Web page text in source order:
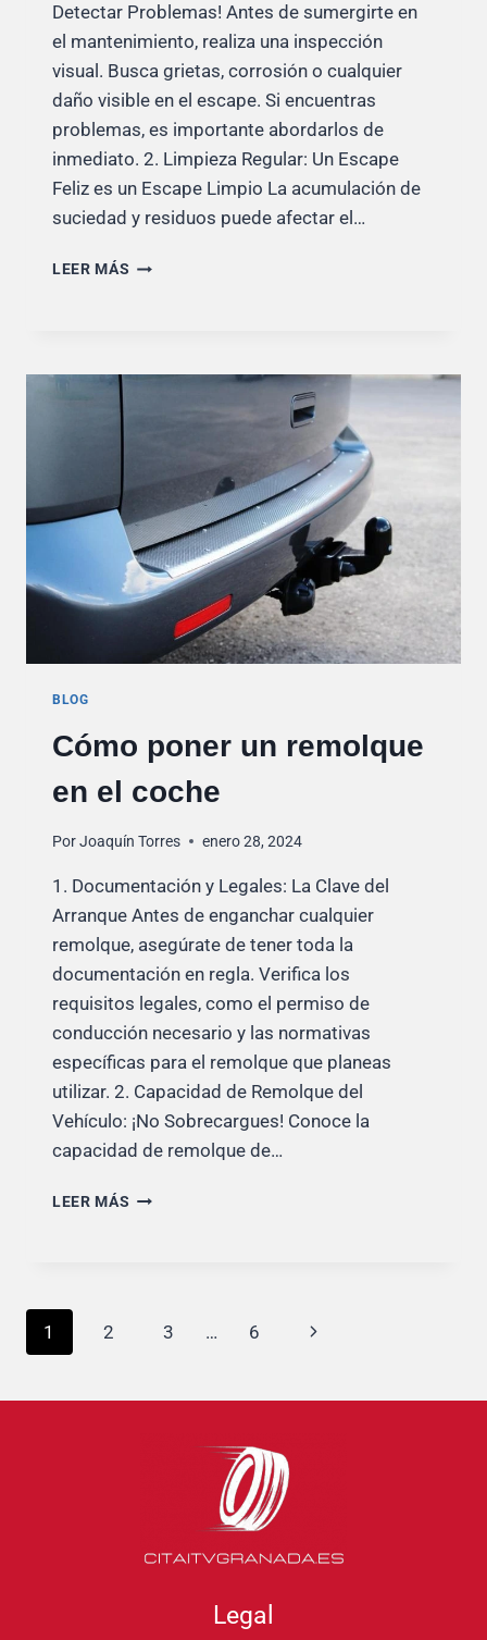
Detectar Problemas! Antes de sumergirte en
el mantenimiento, realiza una inspección
visual. Busca grietas, corrosión o cualquier
daño visible en el escape. Si encuentras
problemas, es importante abordarlos de
inmediato. 2. Limpieza Regular: Un Escape
Feliz es un Escape Limpio La acumulación de
suciedad y residuos puede afectar el…
LEER MÁS CÓMO
ESCAPE
BLOG
Cómo poner un remolque
en el coche
PorJoaquín Torres enero 28, 2024
1. Documentación y Legales: La Clave del
Arranque Antes de enganchar cualquier
remolque, asegúrate de tener toda la
documentación en regla. Verifica los
requisitos legales, como el permiso de
conducción necesario y las normativas
específicas para el remolque que planeas
utilizar. 2. Capacidad de Remolque del
Vehículo: ¡No Sobrecargues! Conoce la
capacidad de remolque de…
LEER MÁS CÓMO
COCHE
Navegación
1 2 3 … 6
Siguiente
Legal